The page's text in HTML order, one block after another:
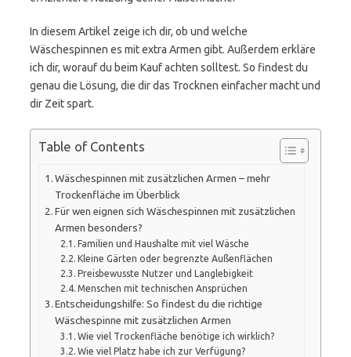
In diesem Artikel zeige ich dir, ob und welche
Wäschespinnen es mit extra Armen gibt. Außerdem erkläre
ich dir, worauf du beim Kauf achten solltest. So findest du
genau die Lösung, die dir das Trocknen einfacher macht und
dir Zeit spart.
Table of Contents
Wäschespinnen mit zusätzlichen Armen – mehr
Trockenfläche im Überblick
Für wen eignen sich Wäschespinnen mit zusätzlichen
Armen besonders?
Familien und Haushalte mit viel Wäsche
Kleine Gärten oder begrenzte Außenflächen
Preisbewusste Nutzer und Langlebigkeit
Menschen mit technischen Ansprüchen
Entscheidungshilfe: So findest du die richtige
Wäschespinne mit zusätzlichen Armen
Wie viel Trockenfläche benötige ich wirklich?
Wie viel Platz habe ich zur Verfügung?